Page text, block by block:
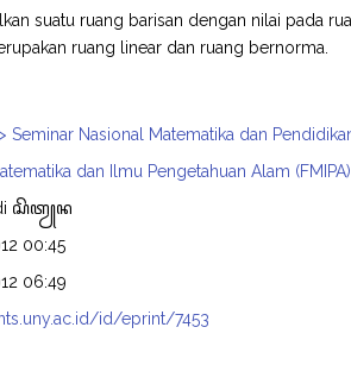
suatu ruang barisan dengan nilai pada
ruang linear dan ruang bernorma.
Seminar Nasional Matematika dan
dan Ilmu Pengetahuan Alam
ꦱꦼꦠꦾꦤ
00:45
06:49
id/eprint/7453